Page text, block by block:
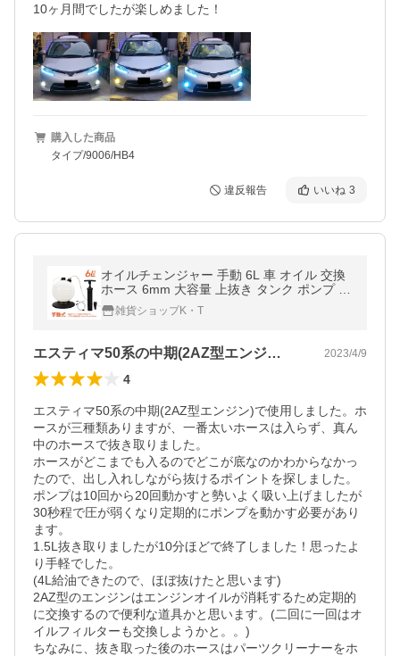
10ヶ月間でしたが楽しめました！
購入した商品
タイプ/9006/HB4
違反報告 いいね 3
オイルチェンジャー 手動 6L 車 オイル 交換
ホース 6mm 大容量 上抜き タンク ポンプ バ
キューム エンジン ブレーキ DIY ジャッキア
ップ不要 電源不要 バイク
雑貨ショップK・T
エスティマ50系の中期(2AZ型エンジ… 2023/4/9
4
エスティマ50系の中期(2AZ型エンジン)で使用しました。ホ
ースが三種類ありますが、一番太いホースは入らず、真ん
中のホースで抜き取りました。
ホースがどこまでも入るのでどこが底なのかわからなかっ
たので、出し入れしながら抜けるポイントを探しました。
ポンプは10回から20回動かすと勢いよく吸い上げましたが
30秒程で圧が弱くなり定期的にポンプを動かす必要があり
ます。
1.5L抜き取りましたが10分ほどで終了しました！思ったよ
り手軽でした。
(4L給油できたので、ほぼ抜けたと思います)
2AZ型のエンジンはエンジンオイルが消耗するため定期的
に交換するので便利な道具かと思います。(二回に一回はオ
イルフィルターも交換しようかと。。)
ちなみに、抜き取った後のホースはパーツクリーナーをホ